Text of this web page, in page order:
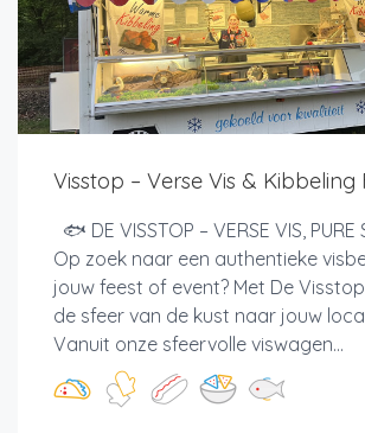
Visstop – Verse Vis &
🐟 DE VISSTOP – VERSE VIS,
Op zoek naar een authentieke
jouw feest of event? Met De
de sfeer van de kust naar jouw
Vanuit onze sfeervolle viswagen...